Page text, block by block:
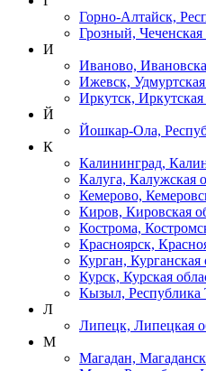
Горно-Алтайск,
Грозный, Чеченская
И
Иваново,
Ижевск,
Иркутск, Иркутская
Й
Йошкар-Ола,
К
Калининград,
Калуга, Калужская
Кемерово,
Киров, Кировская
Кострома,
Красноярск,
Курган, Курганская
Курск, Курская
Кызыл, Республика
Л
Липецк, Липецкая
М
Магадан,